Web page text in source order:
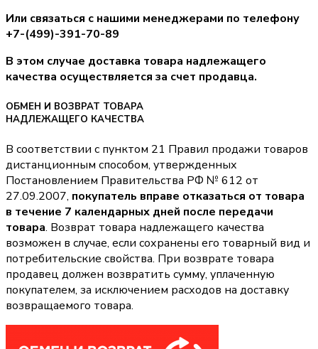
Или связаться с нашими менеджерами по телефону
+7-(499)-391-70-89
В этом случае доставка товара надлежащего
качества осуществляется за счет продавца.
ОБМЕН И ВОЗВРАТ ТОВАРА
НАДЛЕЖАЩЕГО КАЧЕСТВА
В соответствии с пунктом 21 Правил продажи товаров
дистанционным способом, утвержденных
Постановлением Правительства РФ № 612 от
27.09.2007, покупатель вправе отказаться от товара
в течение 7 календарных дней после передачи
товара. Возврат товара надлежащего качества
возможен в случае, если сохранены его товарный вид и
потребительские свойства. При возврате товара
продавец должен возвратить сумму, уплаченную
покупателем, за исключением расходов на доставку
возвращаемого товара.